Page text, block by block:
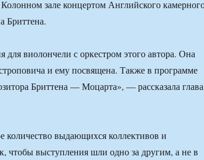
зале концертом Английского
Бриттена.
для виолончели с оркестром этого автора. Она
и ему посвящена. Также в программе
Бриттена — Моцарта», — рассказала глава
количество выдающихся коллективов и
чтобы выступления шли одно за другим, а не в